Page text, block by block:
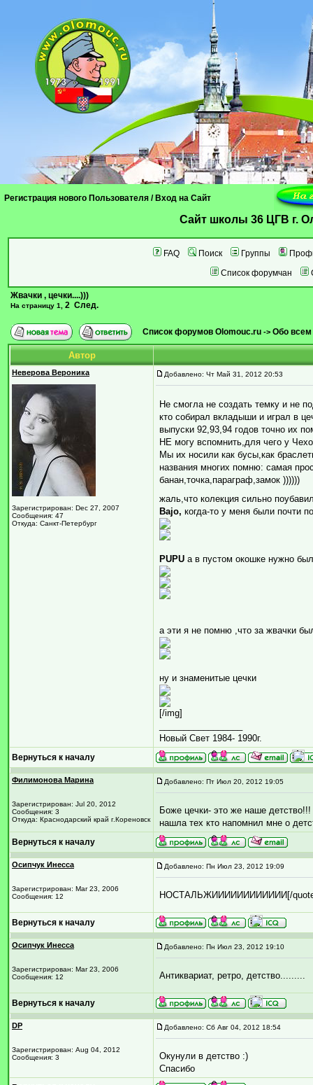
Регистрация нового Пользователя / Вход на Сайт
Cайт школы 36 ЦГВ г.
FAQ Поиск Группы
Список форумчан
Жвачки , цечки....)))
На страницу 1 2 След.
Список форумов Olomouc.ru -> Обо всем
Автор
Неверова Вероника
Зарегистрирован: Dec 27, 2007
Сообщения: 47
Откуда: Санкт-Петербург
Добавлено: Чт Май 31, 2012 20:53
Не смогла не создать темку и не
кто собирал вкладыши и играл в
выпуски 92,93,94 годов точно их
НЕ могу вспомнить,для чего у
Мы их носили как бусы,как
названия многих помню: самая
банан,точка,параграф,замок ))))))
жаль,что колекция сильно
Bajo, когда-то у меня были почти
PUPU а в пустом окошке нужно
а эти я не помню ,что за жвачки
ну и знаменитые цечки
[/img]
Новый Свет 1984- 1990г.
Вернуться к началу
Филимонова Марина
Зарегистрирован: Jul 20, 2012
Сообщения: 3
Откуда: Краснодарский край г.Кореновск
Добавлено: Пт Июл 20, 2012 19:05
Боже цечки- это же наше
нашла тех кто напомнил мне о
Вернуться к началу
Осипчук Инесса
Зарегистрирован: Mar 23, 2006
Сообщения: 12
Добавлено: Пн Июл 23, 2012 19:09
НОСТАЛЬЖИИИИИИИИИИИИ[/
Вернуться к началу
Осипчук Инесса
Зарегистрирован: Mar 23, 2006
Сообщения: 12
Добавлено: Пн Июл 23, 2012 19:10
Антиквариат, ретро, детство.........
Вернуться к началу
DP
Зарегистрирован: Aug 04, 2012
Сообщения: 3
Добавлено: Сб Авг 04, 2012 18:54
Окунули в детство :)
Спасибо